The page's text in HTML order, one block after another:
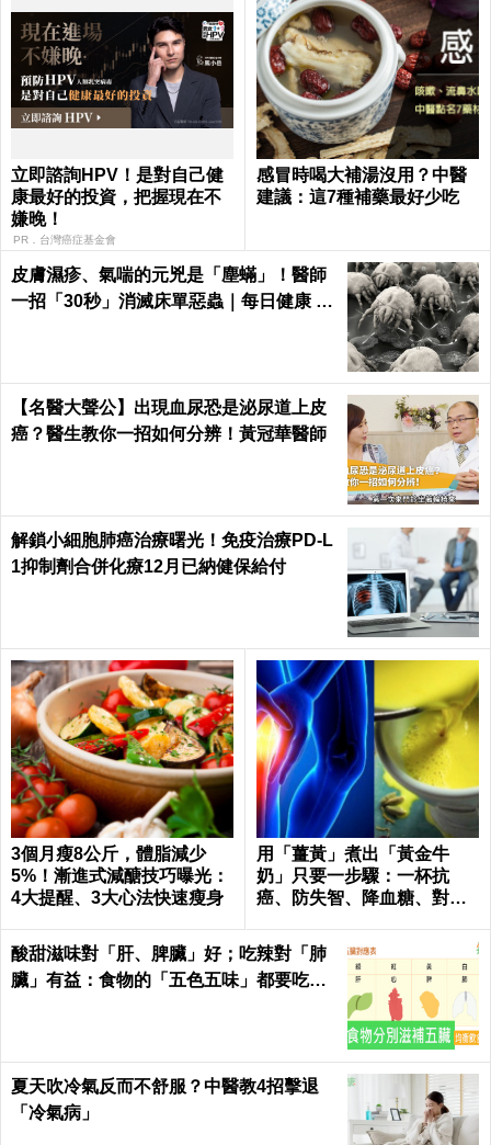
立即諮詢HPV！是對自己健
康最好的投資，把握現在不
嫌晚！
PR．台灣癌症基金會
感冒時喝大補湯沒用？中醫
建議：這7種補藥最好少吃
皮膚濕疹、氣喘的元兇是「塵蟎」！醫師
一招「30秒」消滅床單惡蟲｜每日健康 H
【名醫大聲公】出現血尿恐是泌尿道上皮
癌？醫生教你一招如何分辨！黃冠華醫師
解鎖小細胞肺癌治療曙光！免疫治療PD-L
1抑制劑合併化療12月已納健保給付
3個月瘦8公斤，體脂減少
5%！漸進式減醣技巧曝光：
4大提醒、3大心法快速瘦身
用「薑黃」煮出「黃金牛
奶」只要一步驟：一杯抗
癌、防失智、降血糖、對抗
酸甜滋味對「肝、脾臟」好；吃辣對「肺
臟」有益：食物的「五色五味」都要吃，
夏天吹冷氣反而不舒服？中醫教4招擊退
「冷氣病」